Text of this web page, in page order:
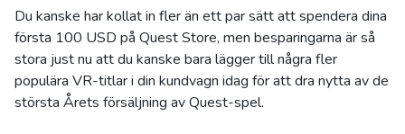
Du kanske har kollat in fler än ett par sätt att spendera dina
första 100 USD på Quest Store, men besparingarna är så
stora just nu att du kanske bara lägger till några fler
populära VR-titlar i din kundvagn idag för att dra nytta av de
största Årets försäljning av Quest-spel.